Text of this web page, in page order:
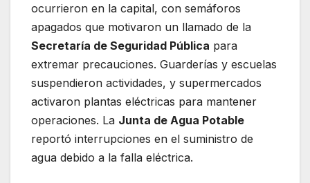
ocurrieron en la capital, con semáforos
apagados que motivaron un llamado de la
Secretaría de Seguridad Pública para
extremar precauciones. Guarderías y escuelas
suspendieron actividades, y supermercados
activaron plantas eléctricas para mantener
operaciones. La Junta de Agua Potable
reportó interrupciones en el suministro de
agua debido a la falla eléctrica.